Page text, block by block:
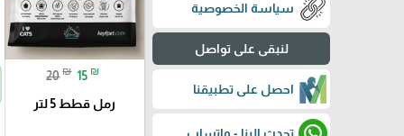
سياسة الخصوصية
لنبقى على تواصل
احصل على تطبيقنا
20 ₪ 15 ₪
رمل قطط 5 لتر